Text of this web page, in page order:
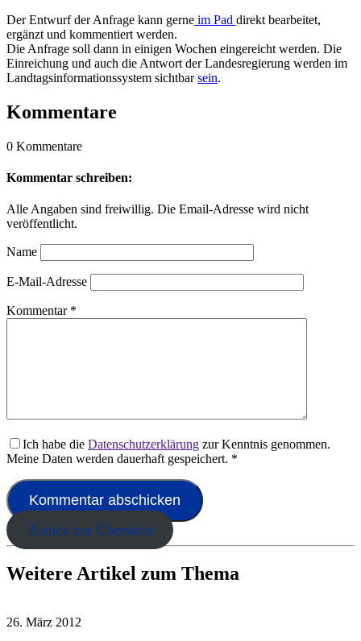
Der Entwurf der Anfrage kann gerne im Pad direkt bearbeitet,
ergänzt und kommentiert werden.
Die Anfrage soll dann in einigen Wochen eingereicht werden. Die
Einreichung und auch die Antwort der Landesregierung werden im
Landtagsinformationssystem sichtbarsein.
Kommentare
0 Kommentare
Kommentar schreiben:
Alle Angaben sind freiwillig. Die Email-Adresse wird nicht
veröffentlicht.
Name
E-Mail-Adresse
Kommentar *
Ich habe die Datenschutzerklärung zur Kenntnis genommen.
Meine Daten werden dauerhaft gespeichert. *
Zurück zur Übersicht
Weitere Artikel zum Thema
26. März 2012